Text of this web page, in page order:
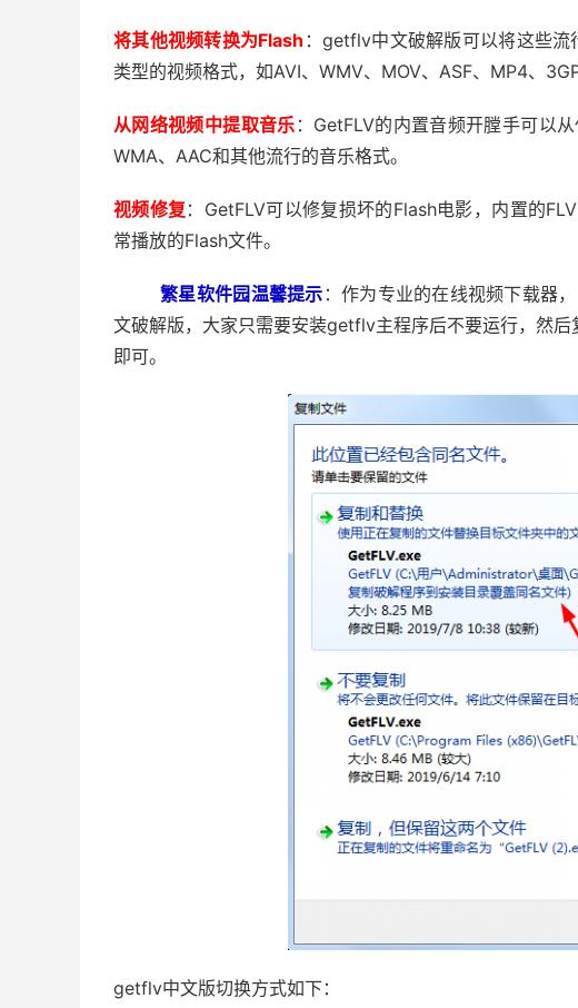
将其他视频转换为Flash ：getflv中文破解版可以将这些
类型的视频格式，如AVI、WMV、MOV、ASF、MP4、3GP
从网络视频中提取音乐 ：GetFLV的内置音频开膛手可以
WMA、AAC和其他流行的音乐格式。
视频修复 ：GetFLV可以修复损坏的Flash电影，内置的
常播放的Flash文件。
繁星软件园温馨提示 ：作为专业的在线视频下载器
文破解版，大家只需要安装getflv主程序后不要运行，然
即可。
getflv中文版切换方式如下：